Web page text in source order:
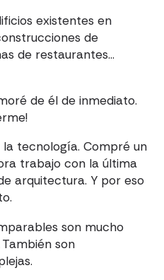
existentes en
de
de restaurantes...
de él de inmediato.
tecnología. Compré un
trabajo con la última
arquitectura. Y por eso
son mucho
son